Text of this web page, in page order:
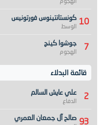
10 كونستانتينوس فورتونيس
الوسط
7 جوشوا كينج
الهجوم
قائمة البدلاء
2 علي عايش السالم
الدفاع
93 صالح آل جمعان العمري